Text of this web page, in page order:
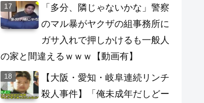
「多分、隣じゃないかな」警察
のマル暴がヤクザの組事務所に
ガサ入れで押しかけるも一般人
の家と間違えるｗｗｗ【動画有】
【大阪・愛知・岐阜連続リンチ
殺人事件】「俺未成年だしどー